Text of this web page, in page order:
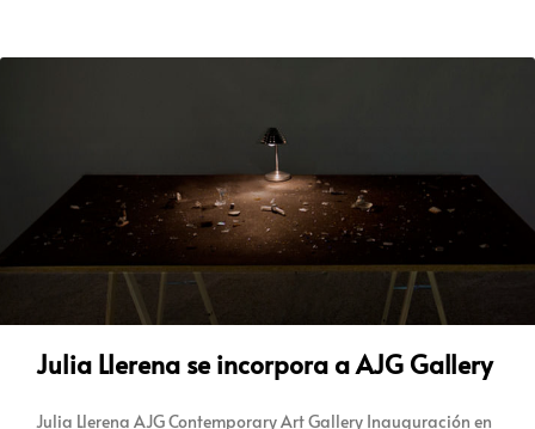
Julia Llerena se incorpora a AJG Gallery
Julia Llerena AJG Contemporary Art Gallery Inauguración en